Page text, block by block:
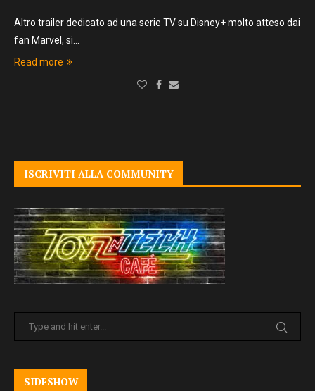
Altro trailer dedicato ad una serie TV su Disney+ molto atteso dai
fan Marvel, si…
Read more
ISCRIVITI ALLA COMMUNITY
SIDESHOW